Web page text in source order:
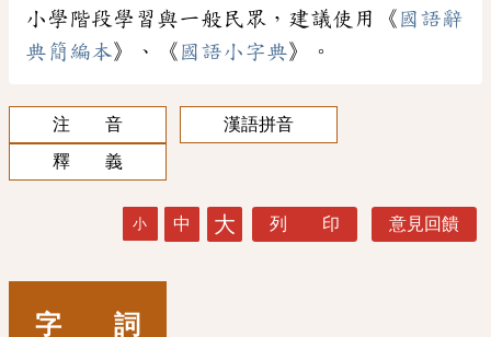
小學階段學習與一般民眾，建議使用《 國語辭
典簡編本》、《 國語小字典》。
注 音
漢語拼音
釋 義
小 中 大 列 印 意見回饋
字 詞